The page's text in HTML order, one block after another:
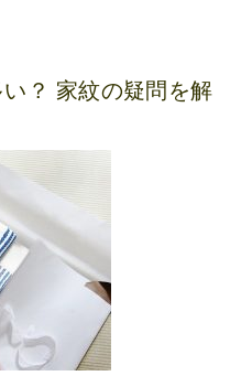
？ 家紋の疑問を解